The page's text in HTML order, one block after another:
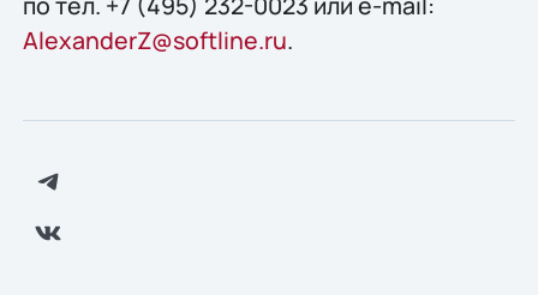
AlexanderZ@softline.ru.